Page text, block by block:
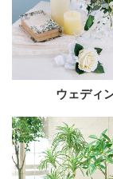
ウェディ